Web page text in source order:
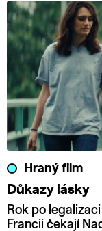
Hraný film
Důkazy lásky
Rok po
Francii čekají